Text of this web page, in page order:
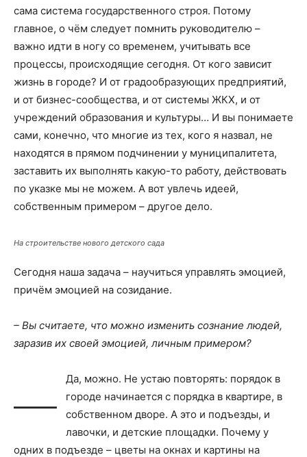
сама система государственного строя. Потому
главное, о чём следует помнить руководителю –
важно идти в ногу со временем, учитывать все
процессы, происходящие сегодня. От кого зависит
жизнь в городе? И от градообразующих предприятий,
и от бизнес-сообщества, и от системы ЖКХ, и от
учреждений образования и культуры… И вы понимаете
сами, конечно, что многие из тех, кого я назвал, не
находятся в прямом подчинении у муниципалитета,
заставить их выполнять какую-то работу, действовать
по указке мы не можем. А вот увлечь идеей,
собственным примером – другое дело.
На строительстве нового детского сада
Сегодня наша задача – научиться управлять эмоцией,
причём эмоцией на созидание.
– Вы считаете, что можно изменить сознание людей,
заразив их своей эмоцией, личным примером?
–
Да, можно. Не устаю повторять: порядок в
городе начинается с порядка в квартире, в
собственном дворе. А это и подъезды, и
лавочки, и детские площадки. Почему у
одних в подъезде – цветы на окнах и картины на